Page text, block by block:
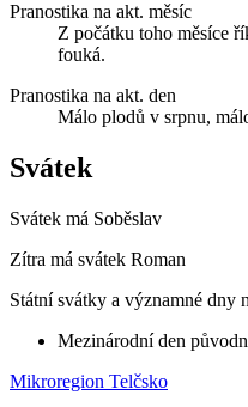
Pranostika na akt. měsíc
Z počátku toho měsíce
fouká.
Pranostika na akt. den
Málo plodů v srpnu,
Svátek
Svátek má Soběslav
Zítra má svátek Roman
Státní svátky a významné dny
Mezinárodní den
Mikroregion Telčsko